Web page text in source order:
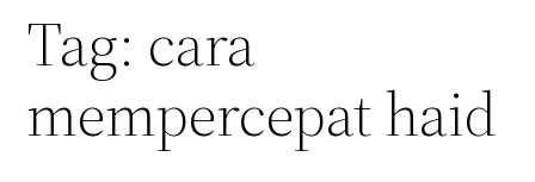
Tag: cara
mempercepat haid